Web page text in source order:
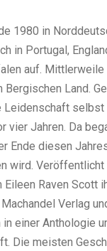
1980 in
in Portugal,
auf.
Bergischen Land.
Leidenschaft
vier Jahren. Da
Ende diesen
wird.
Raven Scott
Verlag
einer Anthologie
Die meisten